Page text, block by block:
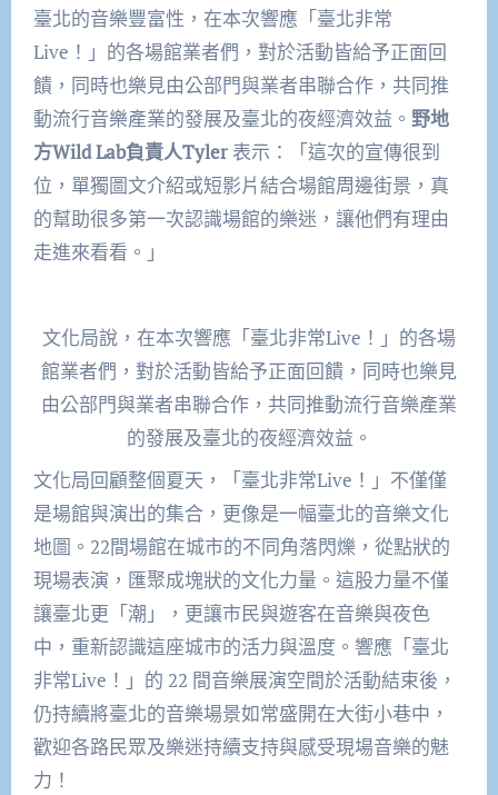
臺北的音樂豐富性，在本次響應「臺北非常
Live！」的各場館業者們，對於活動皆給予正面回
饋，同時也樂見由公部門與業者串聯合作，共同推
動流行音樂產業的發展及臺北的夜經濟效益。 野地
方Wild Lab負責人Tyler表示：「這次的宣傳很到
位，單獨圖文介紹或短影片結合場館周邊街景，真
的幫助很多第一次認識場館的樂迷，讓他們有理由
走進來看看。」
文化局說，在本次響應「臺北非常Live！」的各場
館業者們，對於活動皆給予正面回饋，同時也樂見
由公部門與業者串聯合作，共同推動流行音樂產業
的發展及臺北的夜經濟效益。
文化局回顧整個夏天，「臺北非常Live！」不僅僅
是場館與演出的集合，更像是一幅臺北的音樂文化
地圖。22間場館在城市的不同角落閃爍，從點狀的
現場表演，匯聚成塊狀的文化力量。這股力量不僅
讓臺北更「潮」，更讓市民與遊客在音樂與夜色
中，重新認識這座城市的活力與溫度。響應「臺北
非常Live！」的 22 間音樂展演空間於活動結束後，
仍持續將臺北的音樂場景如常盛開在大街小巷中，
歡迎各路民眾及樂迷持續支持與感受現場音樂的魅
力！